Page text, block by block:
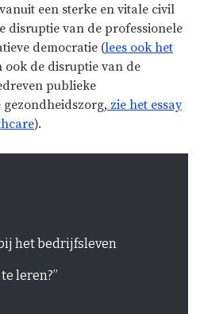
een sterke en vitale civil
disruptie van de professionele
democratie (lees ook het
ook de disruptie van de
publieke
zie het essay
).
het bedrijfsleven
leren?”